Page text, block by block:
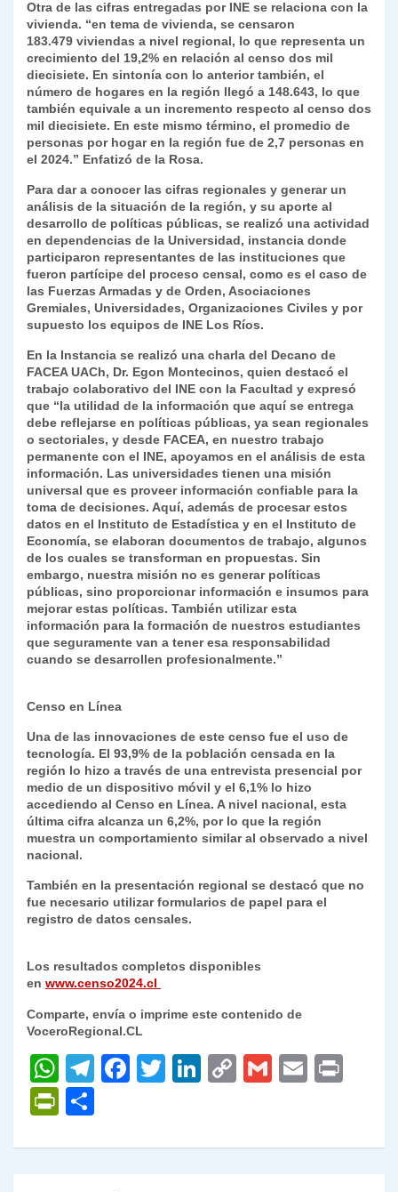
Otra de las cifras entregadas por INE se relaciona con la
vivienda. “en tema de vivienda, se censaron
183.479 viviendas a nivel regional, lo que representa un
crecimiento del 19,2% en relación al censo dos mil
diecisiete. En sintonía con lo anterior también, el
número de hogares en la región llegó a 148.643, lo que
también equivale a un incremento respecto al censo dos
mil diecisiete. En este mismo término, el promedio de
personas por hogar en la región fue de 2,7 personas en
el 2024.” Enfatizó de la Rosa.
Para dar a conocer las cifras regionales y generar un
análisis de la situación de la región, y su aporte al
desarrollo de políticas públicas, se realizó una actividad
en dependencias de la Universidad, instancia donde
participaron representantes de las instituciones que
fueron partícipe del proceso censal, como es el caso de
las Fuerzas Armadas y de Orden, Asociaciones
Gremiales, Universidades, Organizaciones Civiles y por
supuesto los equipos de INE Los Ríos.
En la Instancia se realizó una charla del Decano de
FACEA UACh, Dr. Egon Montecinos, quien destacó el
trabajo colaborativo del INE con la Facultad y expresó
que “la utilidad de la información que aquí se entrega
debe reflejarse en políticas públicas, ya sean regionales
o sectoriales, y desde FACEA, en nuestro trabajo
permanente con el INE, apoyamos en el análisis de esta
información. Las universidades tienen una misión
universal que es proveer información confiable para la
toma de decisiones. Aquí, además de procesar estos
datos en el Instituto de Estadística y en el Instituto de
Economía, se elaboran documentos de trabajo, algunos
de los cuales se transforman en propuestas. Sin
embargo, nuestra misión no es generar políticas
públicas, sino proporcionar información e insumos para
mejorar estas políticas. También utilizar esta
información para la formación de nuestros estudiantes
que seguramente van a tener esa responsabilidad
cuando se desarrollen profesionalmente.”
Censo en Línea
Una de las innovaciones de este censo fue el uso de
tecnología. El 93,9% de la población censada en la
región lo hizo a través de una entrevista presencial por
medio de un dispositivo móvil y el 6,1% lo hizo
accediendo al Censo en Línea. A nivel nacional, esta
última cifra alcanza un 6,2%, por lo que la región
muestra un comportamiento similar al observado a nivel
nacional.
También en la presentación regional se destacó que no
fue necesario utilizar formularios de papel para el
registro de datos censales.
Los resultados completos disponibles
en www.censo2024.cl
Comparte, envía o imprime este contenido de
VoceroRegional.CL
W
h
at
s
T
gr
F
e
T
er
Li
e
C
y
G
l
E
l
P
nt m